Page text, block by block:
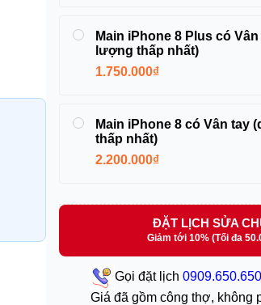
Main iPhone 8 Plus có
lượng thấp nhất)
1.750.000₫
Main iPhone 8 có Vân tay
thấp nhất)
2.200.000₫
ĐẶT LỊCH SỬA
Giảm tới 10% (Tối đa
Gọi đặt lịch0909.650.650
Giá đã gồm công thợ, không